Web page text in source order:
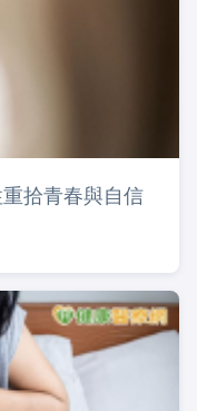
拾青春與自信